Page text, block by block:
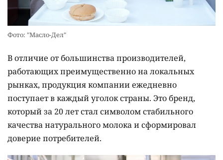
Фото: "Масло-Дел"
В отличие от большинства производителей,
работающих преимущественно на локальных
рынках, продукция компании ежедневно
поступает в каждый уголок страны. Это бренд,
который за 20 лет стал символом стабильного
качества натурального молока и сформировал
доверие потребителей.